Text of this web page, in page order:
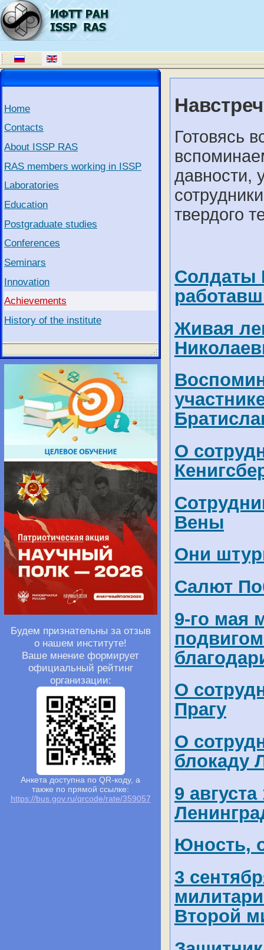
Home
Contacts
About ISSP RAS
RAS members working in ISSP
Laboratories
Education
Postgraduate studies
Conferences
Seminars
Innovation
Achievements
History of the institute
Будем признательны за отзыв
о нашем институте!
Ваше мнение формирует
официальный рейтинг
организации:
Анкета доступна по QR-коду, а
также по прямой ссылке:
https://bus.gov.ru/qrcode/rate/359057
Готовясь
давности,
твердого
Солдаты
Живая
О
Вены
Они
Салют
9-го мая
О
Прагу
О
блокаду
9
Юность,
3
Второй